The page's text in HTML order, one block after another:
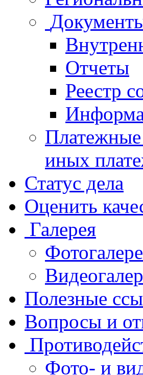
Отчеты
Реестр
иных
Статус дела
Оценить
Галерея
Полезные
Вопросы и
Фото- и